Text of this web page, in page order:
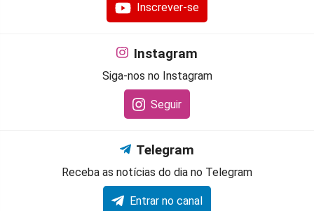
Inscrever-se
Instagram
Siga-nos no Instagram
Seguir
Telegram
Receba as notícias do dia no Telegram
Entrar no canal